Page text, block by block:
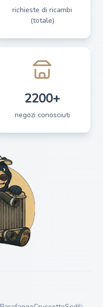
richieste di ricambi
(totale)
2200+
negozi conosciuti